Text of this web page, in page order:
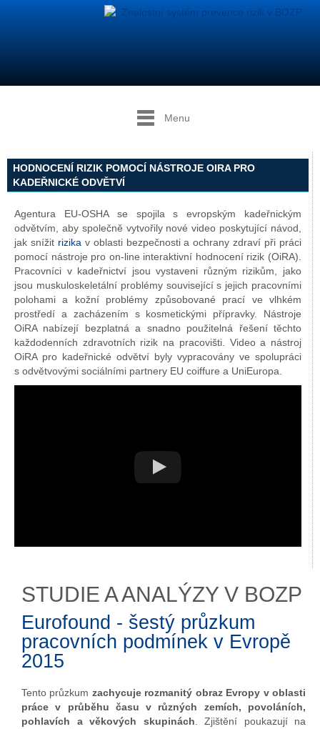
Menu
HODNOCENÍ RIZIK POMOCÍ NÁSTROJE OIRA PRO
KADEŘNICKÉ ODVĚTVÍ
Agentura EU-OSHA se spojila s evropským kadeřnickým
odvětvím, aby společně vytvořily nové video poskytující návod,
jak snížit rizika v oblasti bezpečnosti a ochrany zdraví při práci
pomocí nástroje pro on-line interaktivní hodnocení rizik (OiRA).
Pracovníci v kadeřnictví jsou vystaveni různým rizikům, jako
jsou muskuloskeletální problémy související s jejich pracovními
polohami a kožní problémy způsobované prací ve vlhkém
prostředí a zacházením s kosmetickými přípravky. Nástroje
OiRA nabízejí bezplatná a snadno použitelná řešení těchto
každodenních zdravotních rizik na pracovišti. Video a nástroj
OiRA pro kadeřnické odvětví byly vypracovány ve spolupráci
s odvětvovými sociálními partnery EU coiffure a UniEuropa.
STUDIE A ANALÝZY V BOZP
Eurofound - šestý průzkum
pracovních podmínek v Evropě
2015
Tento průzkum zachycuje rozmanitý obraz Evropy v oblasti
práce v průběhu času v různých zemích, povoláních,
pohlavích a věkových skupinách . Zjištění poukazují na